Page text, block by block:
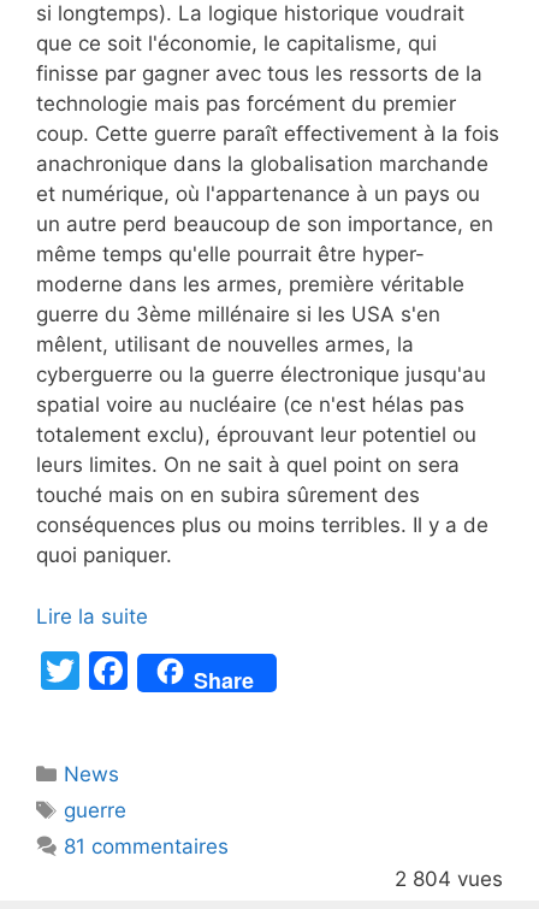
si longtemps). La logique historique voudrait
que ce soit l'économie, le capitalisme, qui
finisse par gagner avec tous les ressorts de la
technologie mais pas forcément du premier
coup. Cette guerre paraît effectivement à la fois
anachronique dans la globalisation marchande
et numérique, où l'appartenance à un pays ou
un autre perd beaucoup de son importance, en
même temps qu'elle pourrait être hyper-
moderne dans les armes, première véritable
guerre du 3ème millénaire si les USA s'en
mêlent, utilisant de nouvelles armes, la
cyberguerre ou la guerre électronique jusqu'au
spatial voire au nucléaire (ce n'est hélas pas
totalement exclu), éprouvant leur potentiel ou
leurs limites. On ne sait à quel point on sera
touché mais on en subira sûrement des
conséquences plus ou moins terribles. Il y a de
quoi paniquer.
Lire la suite
T
er
F
a
o
Share
Catégories
News
Étiquettes
guerre
81 commentaires
2 804 vues